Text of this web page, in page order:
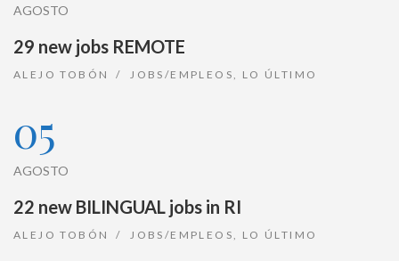
AGOSTO
29 new jobs REMOTE
ALEJO TOBÓN JOBS/EMPLEOS LO ÚLTIMO
05
AGOSTO
22 new BILINGUAL jobs in RI
ALEJO TOBÓN JOBS/EMPLEOS LO ÚLTIMO